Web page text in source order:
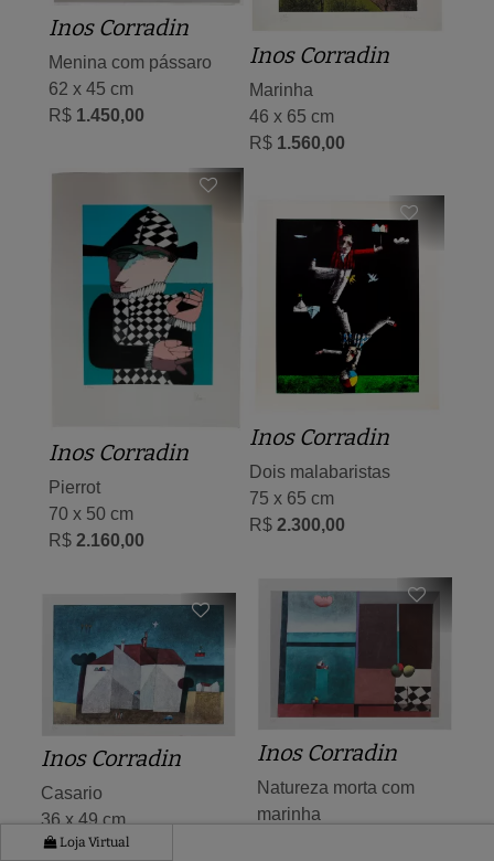
Inos Corradin
Menina com pássaro
62 x 45 cm
R$ 1.450,00
Inos Corradin
Marinha
46 x 65 cm
R$ 1.560,00
Inos Corradin
Pierrot
70 x 50 cm
R$ 2.160,00
Inos Corradin
Dois malabaristas
75 x 65 cm
R$ 2.300,00
Inos Corradin
Natureza morta com
marinha
Inos Corradin
Casario
36 x 49 cm
R$1.350,00
Loja Virtual